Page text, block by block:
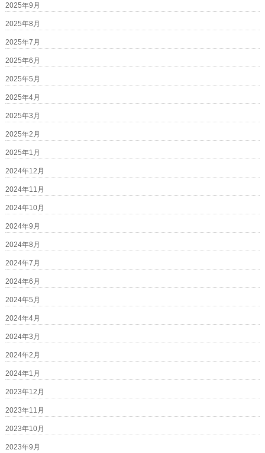
2025年9月
2025年8月
2025年7月
2025年6月
2025年5月
2025年4月
2025年3月
2025年2月
2025年1月
2024年12月
2024年11月
2024年10月
2024年9月
2024年8月
2024年7月
2024年6月
2024年5月
2024年4月
2024年3月
2024年2月
2024年1月
2023年12月
2023年11月
2023年10月
2023年9月